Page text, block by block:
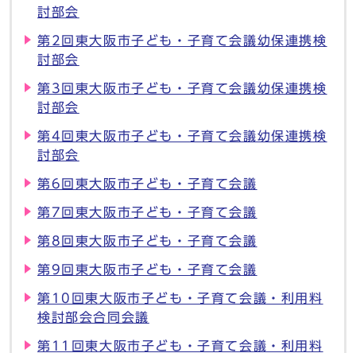
討部会
第2回東大阪市子ども・子育て会議幼保連携検
討部会
第3回東大阪市子ども・子育て会議幼保連携検
討部会
第4回東大阪市子ども・子育て会議幼保連携検
討部会
第6回東大阪市子ども・子育て会議
第7回東大阪市子ども・子育て会議
第8回東大阪市子ども・子育て会議
第9回東大阪市子ども・子育て会議
第10回東大阪市子ども・子育て会議・利用料
検討部会合同会議
第11回東大阪市子ども・子育て会議・利用料